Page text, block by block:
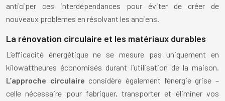
anticiper ces interdépendances pour éviter de créer de
nouveaux problèmes en résolvant les anciens.
La rénovation circulaire et les matériaux durables
L’efficacité énergétique ne se mesure pas uniquement en
kilowattheures économisés durant l’utilisation de la maison.
L’approche circulaire considère également l’énergie grise –
celle nécessaire pour fabriquer, transporter et éliminer vos